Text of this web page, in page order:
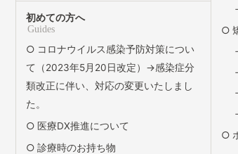
初めての方へ
Guides
コロナウイルス感染予防対策につい
て（2023年5月20日改定）→感染症分
類改正に伴い、対応の変更いたしまし
た。
医療DX推進について
診療時のお持ち物